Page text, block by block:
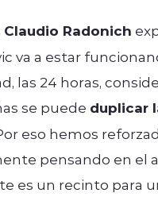
Radonich
va a estar
las 24 horas,
se puede duplicar
eso hemos
pensando en el
es un recinto para